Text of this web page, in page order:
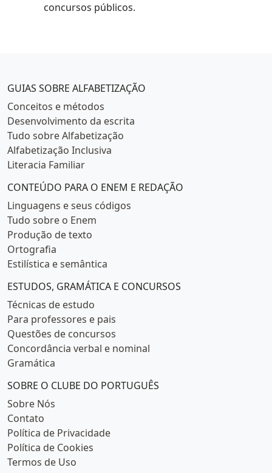
concursos públicos.
Categorias populares
GUIAS SOBRE ALFABETIZAÇÃO
Conceitos e métodos
Desenvolvimento da escrita
Tudo sobre Alfabetização
Alfabetização Inclusiva
Literacia Familiar
CONTEÚDO PARA O ENEM E REDAÇÃO
Linguagens e seus códigos
Tudo sobre o Enem
Produção de texto
Ortografia
Estilística e semântica
ESTUDOS, GRAMÁTICA E CONCURSOS
Técnicas de estudo
Para professores e pais
Questões de concursos
Concordância verbal e nominal
Gramática
SOBRE O CLUBE DO PORTUGUÊS
Sobre Nós
Contato
Política de Privacidade
Política de Cookies
Termos de Uso